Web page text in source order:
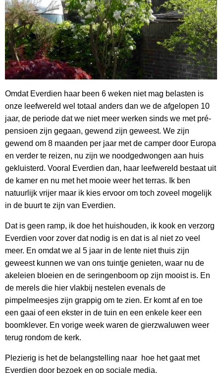
Omdat Everdien haar been 6 weken niet mag belasten is
onze leefwereld wel totaal anders dan we de afgelopen 10
jaar, de periode dat we niet meer werken sinds we met pré-
pensioen zijn gegaan, gewend zijn geweest. We zijn
gewend om 8 maanden per jaar met de camper door Europa
en verder te reizen, nu zijn we noodgedwongen aan huis
gekluisterd. Vooral Everdien dan, haar leefwereld bestaat uit
de kamer en nu met het mooie weer het terras. Ik ben
natuurlijk vrijer maar ik kies ervoor om toch zoveel mogelijk
in de buurt te zijn van Everdien.
Dat is geen ramp, ik doe het huishouden, ik kook en verzorg
Everdien voor zover dat nodig is en dat is al niet zo veel
meer. En omdat we al 5 jaar in de lente niet thuis zijn
geweest kunnen we van ons tuintje genieten, waar nu de
akeleien bloeien en de seringenboom op zijn mooist is. En
de merels die hier vlakbij nestelen evenals de
pimpelmeesjes zijn grappig om te zien. Er komt af en toe
een gaai of een ekster in de tuin en een enkele keer een
boomklever. En vorige week waren de gierzwaluwen weer
terug rondom de kerk.
Plezierig is het de belangstelling naar hoe het gaat met
Everdien door bezoek en op sociale media.